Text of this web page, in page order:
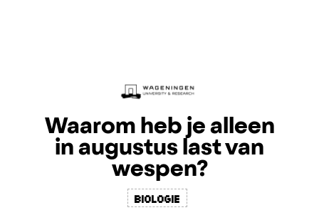
Waarom heb je alleen
in augustus last van
wespen?
biologie